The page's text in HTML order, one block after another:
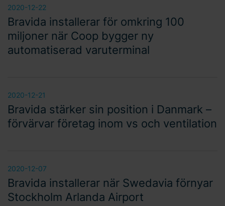
2020-12-22
Bravida installerar för omkring 100
miljoner när Coop bygger ny
automatiserad varuterminal
2020-12-21
Bravida stärker sin position i Danmark –
förvärvar företag inom vs och ventilation
2020-12-07
Bravida installerar när Swedavia förnyar
Stockholm Arlanda Airport